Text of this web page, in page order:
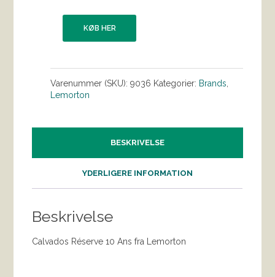
KØB HER
Varenummer (SKU):9036 Kategorier: Brands
Lemorton
BESKRIVELSE
YDERLIGERE INFORMATION
Beskrivelse
Calvados Réserve 10 Ans fra Lemorton